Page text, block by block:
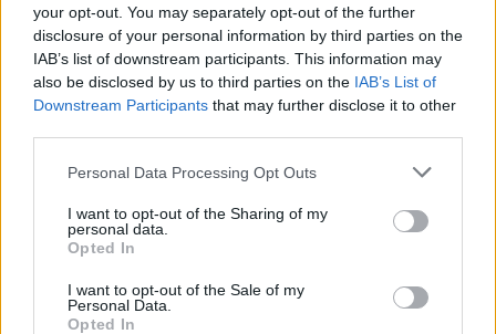
your opt-out. You may separately opt-out of the further
disclosure of your personal information by third parties on the
IAB’s list of downstream participants. This information may
also be disclosed by us to third parties on the IAB’s List of
Downstream Participants that may further disclose it to other
Please note that this website/app uses one or more Google
not limited to your visit or usage behaviour. You may click to
grant or deny consent to Google and its third-party tags to
use your data for below specified purposes in below Google
consent section.
Personal Data Processing Opt Outs
I want to opt-out of the Sharing of my
personal data.
Opted In
I want to opt-out of the Sale of my
Personal Data.
Opted In